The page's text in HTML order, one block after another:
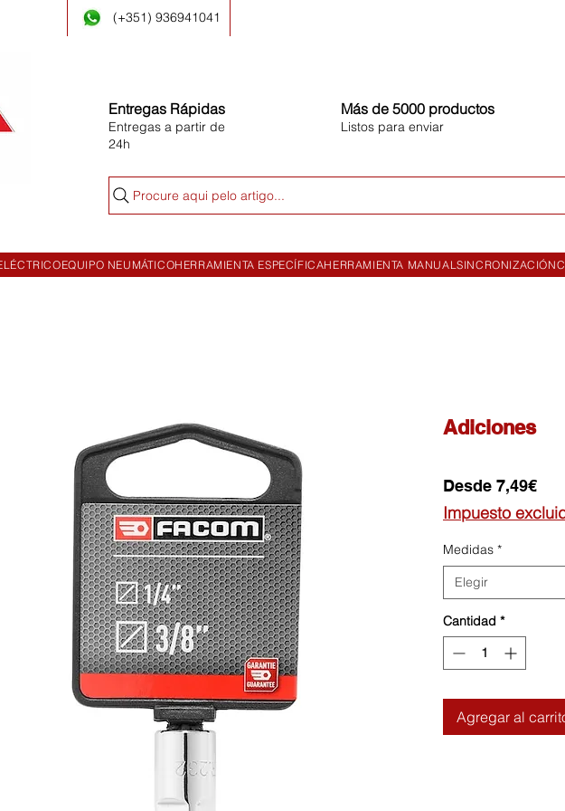
(+351) 936941041
Entregas Rápidas
Entregas a partir de
24h
Más de 5000 productos
Listos para enviar
Procure aqui pelo artigo...
EQUIPO NEUMÁTICOHERRAMIENTA ESPECÍFICAHERRAMIENTA MANUALSINCRONIZACIÓN
Adiciones
Desde 7,49€
de
Impuesto
Medidas *
Elegir
Cantidad *
Agregar al